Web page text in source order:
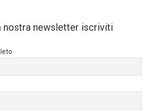
nostra newsletter iscriviti